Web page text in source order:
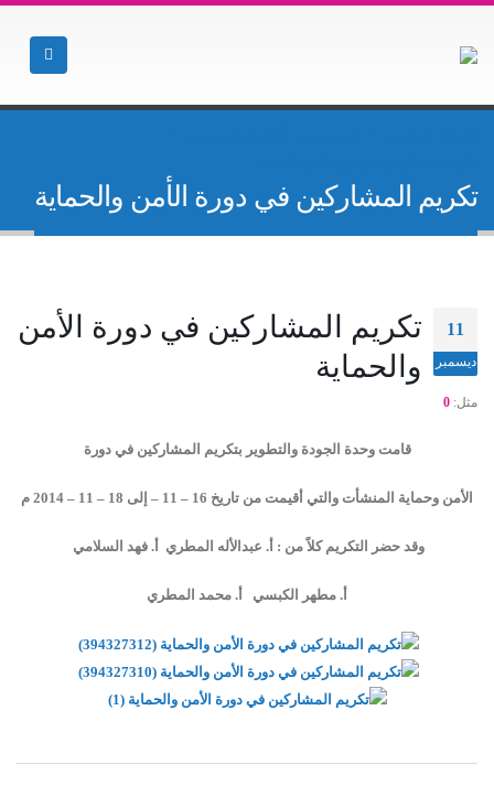
تكريم المشاركين في دورة الأمن والحماية
11
ديسمبر
تكريم المشاركين في دورة الأمن
والحماية
مثل: 0
قامت وحدة الجودة والتطوير بتكريم المشاركين في دورة
الأمن وحماية المنشأت والتي أقيمت من تاريخ 16 – 11 – إلى 18 – 11 – 2014 م
وقد حضر التكريم كلاً من : أ. عبدالأله المطري أ. فهد السلامي
أ. مطهر الكبسي أ. محمد المطري